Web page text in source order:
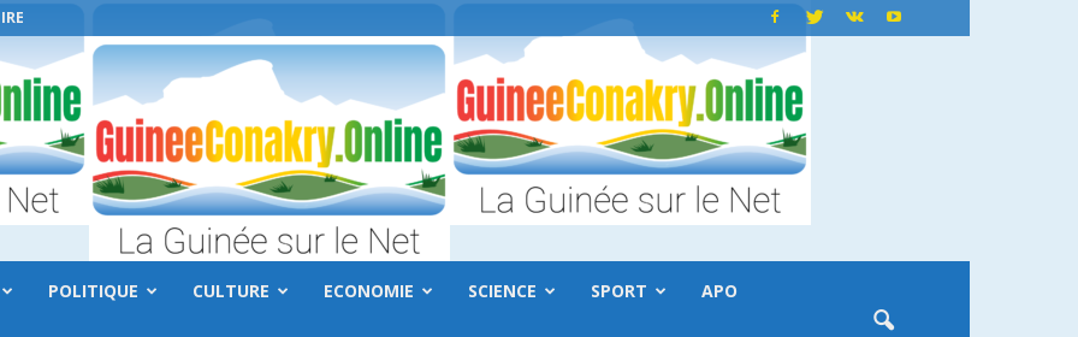
POLITIQUE CULTURE ECONOMIE SCIENCE SPORT APO